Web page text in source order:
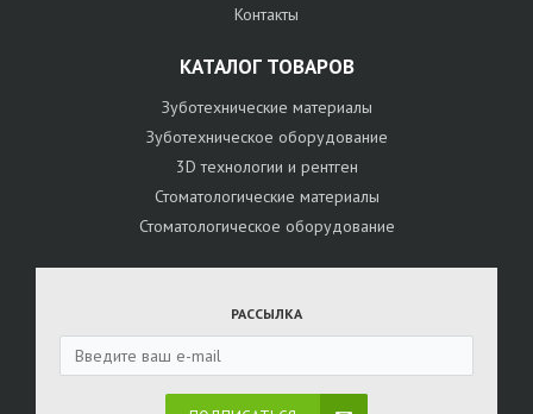
Контакты
КАТАЛОГ ТОВАРОВ
Зуботехнические материалы
Зуботехническое оборудование
3D технологии и рентген
Стоматологические материалы
Стоматологическое оборудование
РАССЫЛКА